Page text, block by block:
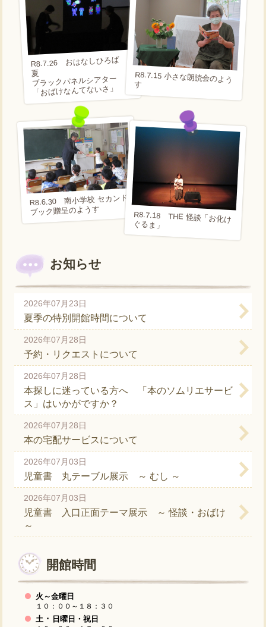
R8.7.26 おはなしひろば
夏
ブラックパネルシアター
「おばけなんてないさ」
R8.7.15 小さな朗読会のよう
す
R8.6.30 南小学校 セカンド
ブック贈呈のようす R8.7.18 THE 怪談「お化け
ぐるま」
お知らせ
2026年07月23日
夏季の特別開館時間について
2026年07月28日
予約・リクエストについて
2026年07月28日
本探しに迷っている方へ 「本のソムリエサービ
ス」はいかがですか？
2026年07月28日
本の宅配サービスについて
2026年07月03日
児童書 丸テーブル展示 ～ むし ～
2026年07月03日
児童書 入口正面テーマ展示 ～ 怪談・おばけ
～
開館時間
火～金曜日
１０：００～１８：３０
土 ･ 日曜日・祝日